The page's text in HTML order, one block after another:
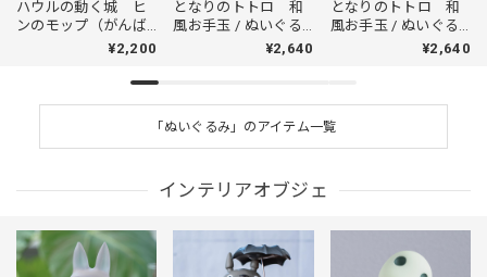
ハウルの動く城 ヒ
ンのモップ（がんば
れヒンモップ/8335）
¥2,200
となりのトトロ 和
風お手玉 / ぬいぐる
¥2,640
となりのトトロ 和
風お手玉 / ぬいぐる
¥2,640
「ぬいぐるみ」のアイテム一覧
インテリアオブジェ